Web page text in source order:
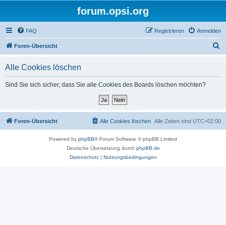
forum.opsi.org
FAQ Anmelden
Registrieren
Foren-Übersicht
Alle Cookies löschen
Sind Sie sich sicher, dass Sie alle Cookies des Boards löschen möchten?
Foren-Übersicht Alle Zeiten sind UTC+02:00
Alle Cookies löschen
Powered by phpBB® Forum Software © phpBB Limited
Deutsche Übersetzung durch phpBB.de
Datenschutz| Nutzungsbedingungen